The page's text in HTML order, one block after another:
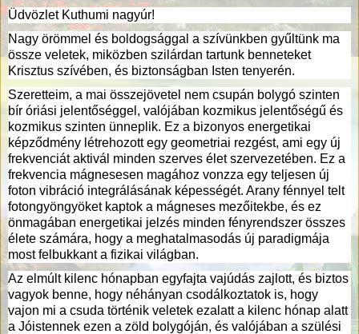
Üdvözlet Kuthumi nagyúr!
Nagy örömmel és boldogsággal a szívünkben gyűltünk ma
össze veletek, miközben szilárdan tartunk benneteket
Krisztus szívében, és biztonságban Isten tenyerén.
Szeretteim, a mai összejövetel nem csupán bolygó szinten
bír óriási jelentőséggel, valójában kozmikus jelentőségű és
kozmikus szinten ünneplik. Ez a bizonyos energetikai
képződmény létrehozott egy geometriai rezgést, ami egy új
frekvenciát aktivál minden szerves élet szervezetében. Ez a
frekvencia mágnesesen magához vonzza egy teljesen új
foton vibráció integrálásának képességét. Arany fénnyel telt
fotongyöngyöket kaptok a mágneses mezőitekbe, és ez
önmagában energetikai jelzés minden fényrendszer összes
élete számára, hogy a meghatalmasodás új paradigmája
most felbukkant a fizikai világban.
Az elmúlt kilenc hónapban egyfajta vajúdás zajlott, és biztos
vagyok benne, hogy néhányan csodálkoztatok is, hogy
vajon mi a csuda történik veletek ezalatt a kilenc hónap alatt
a Jóistennek ezen a zöld bolygóján, és valójában a szülési